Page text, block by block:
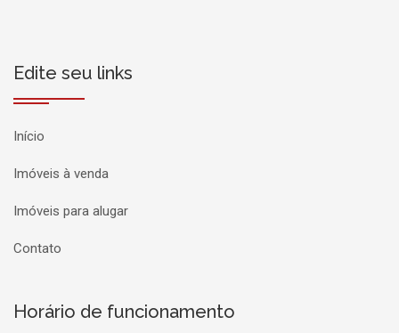
Edite seu links
Início
Imóveis à venda
Imóveis para alugar
Contato
Horário de funcionamento